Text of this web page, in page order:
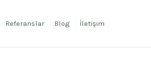
Referanslar Blog İletişim